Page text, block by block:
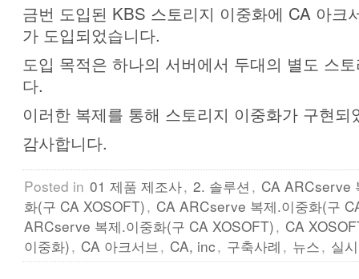
금번 도입된 KBS 스토리지 이중화에 CA 아크
가 도입되었습니다.
도입 목적은 하나의 서버에서 두대의 별도 스
다.
이러한 복제를 통해 스토리지 이중화가 구현되
감사합니다.
Posted in 01 제품 제조사, 2. 솔루션 , CA ARCserve
화(구 CA XOSOFT), CA ARCserve 복제.이중화(구
ARCserve 복제.이중화(구 CA XOSOFT), CA
이중화), CA 아크서브 , CA, inc, 구축사례 , 뉴스, 실